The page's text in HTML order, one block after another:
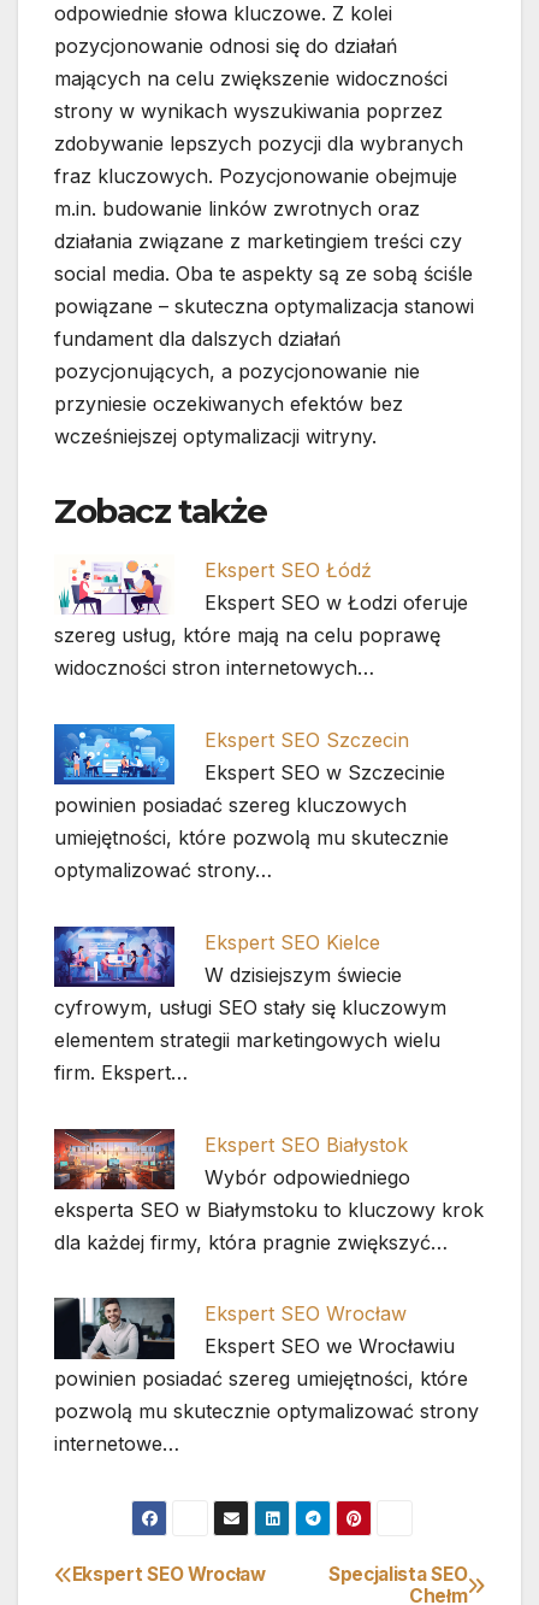
odpowiednie słowa kluczowe. Z kolei
pozycjonowanie odnosi się do działań
mających na celu zwiększenie widoczności
strony w wynikach wyszukiwania poprzez
zdobywanie lepszych pozycji dla wybranych
fraz kluczowych. Pozycjonowanie obejmuje
m.in. budowanie linków zwrotnych oraz
działania związane z marketingiem treści czy
social media. Oba te aspekty są ze sobą ściśle
powiązane – skuteczna optymalizacja stanowi
fundament dla dalszych działań
pozycjonujących, a pozycjonowanie nie
przyniesie oczekiwanych efektów bez
wcześniejszej optymalizacji witryny.
Zobacz także
Ekspert SEO Łódź
Ekspert SEO w Łodzi oferuje
szereg usług, które mają na celu poprawę
widoczności stron internetowych…
Ekspert SEO Szczecin
Ekspert SEO w Szczecinie
powinien posiadać szereg kluczowych
umiejętności, które pozwolą mu skutecznie
optymalizować strony…
Ekspert SEO Kielce
W dzisiejszym świecie
cyfrowym, usługi SEO stały się kluczowym
elementem strategii marketingowych wielu
firm. Ekspert…
Ekspert SEO Białystok
Wybór odpowiedniego
eksperta SEO w Białymstoku to kluczowy krok
dla każdej firmy, która pragnie zwiększyć…
Ekspert SEO Wrocław
Ekspert SEO we Wrocławiu
powinien posiadać szereg umiejętności, które
pozwolą mu skutecznie optymalizować strony
internetowe…
Nawigacja
Specjalista SEO
Chełm
Ekspert SEO Wrocław